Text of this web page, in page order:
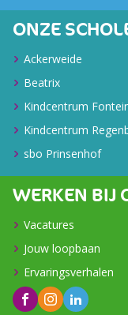
ONZE
Ackerweide
Beatrix
Kindcentrum
Kindcentrum
sbo Prinsenhof
WERKEN BIJ
Vacatures
Jouw loopbaan
Ervaringsverhalen